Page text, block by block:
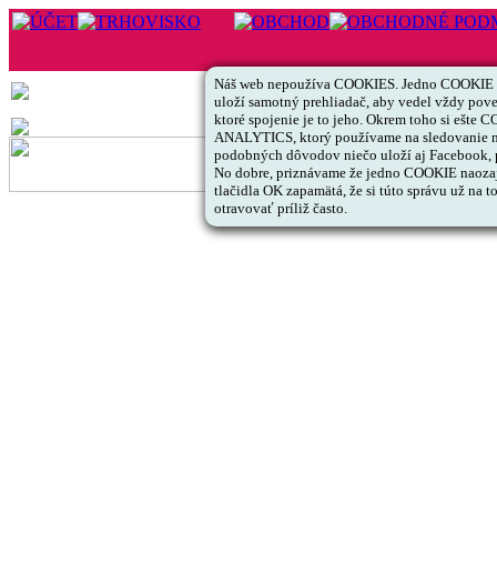
Náš web nepoužíva COOKIES. Jedno
uloží samotný prehliadač, aby vedel vždy
ktoré spojenie je to jeho. Okrem toho si ešte
ANALYTICS, ktorý používame na sledovanie
podobných dôvodov niečo uloží aj Facebook,
No dobre, priznávame že jedno COOKIE
tlačidla OK zapamätá, že si túto správu už na
otravovať príliž často.